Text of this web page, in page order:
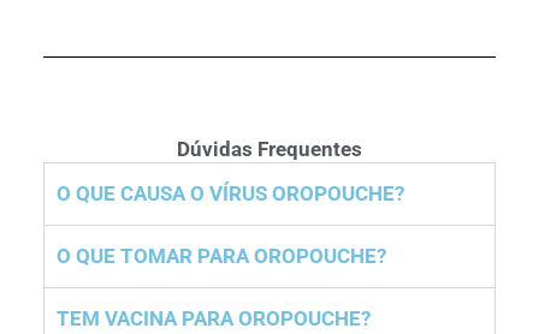
Dúvidas Frequentes
O QUE CAUSA O VÍRUS OROPOUCHE?
O QUE TOMAR PARA OROPOUCHE?
TEM VACINA PARA OROPOUCHE?